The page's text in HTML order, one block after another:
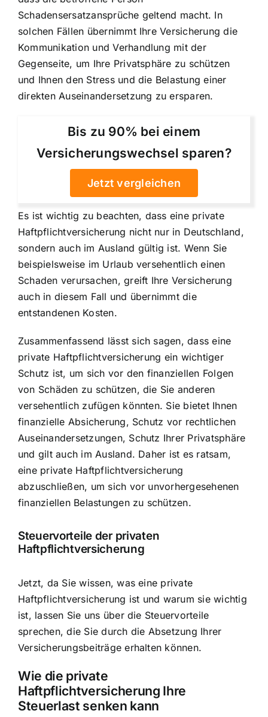
Schadensersatzansprüche geltend macht. In
solchen Fällen übernimmt Ihre Versicherung die
Kommunikation und Verhandlung mit der
Gegenseite, um Ihre Privatsphäre zu schützen
und Ihnen den Stress und die Belastung einer
direkten Auseinandersetzung zu ersparen.
Bis zu 90% bei einem
Versicherungswechsel sparen?
Jetzt vergleichen
Es ist wichtig zu beachten, dass eine private
Haftpflichtversicherung nicht nur in Deutschland,
sondern auch im Ausland gültig ist. Wenn Sie
beispielsweise im Urlaub versehentlich einen
Schaden verursachen, greift Ihre Versicherung
auch in diesem Fall und übernimmt die
entstandenen Kosten.
Zusammenfassend lässt sich sagen, dass eine
private Haftpflichtversicherung ein wichtiger
Schutz ist, um sich vor den finanziellen Folgen
von Schäden zu schützen, die Sie anderen
versehentlich zufügen könnten. Sie bietet Ihnen
finanzielle Absicherung, Schutz vor rechtlichen
Auseinandersetzungen, Schutz Ihrer Privatsphäre
und gilt auch im Ausland. Daher ist es ratsam,
eine private Haftpflichtversicherung
abzuschließen, um sich vor unvorhergesehenen
finanziellen Belastungen zu schützen.
Steuervorteile der privaten
Haftpflichtversicherung
Jetzt, da Sie wissen, was eine private
Haftpflichtversicherung ist und warum sie wichtig
ist, lassen Sie uns über die Steuervorteile
sprechen, die Sie durch die Absetzung Ihrer
Versicherungsbeiträge erhalten können.
Wie die private
Haftpflichtversicherung Ihre
Steuerlast senken kann